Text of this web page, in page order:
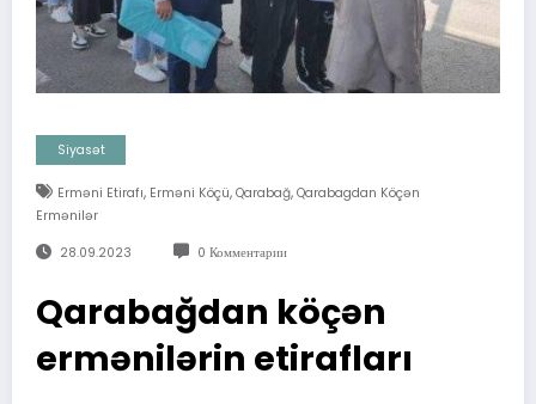
Siyasət
Erməni Etirafı, Erməni Köçü, Qarabağ, Qarabagdan Köçən
Ermənilər
28.09.2023 0 Комментарии
Qarabağdan köçən
ermənilərin etirafları